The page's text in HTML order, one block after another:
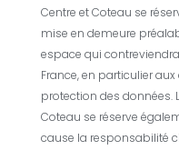
Centre et Coteau se
mise en demeure
espace qui
France, en particulier
protection des données.
Coteau se réserve
cause la responsabilité